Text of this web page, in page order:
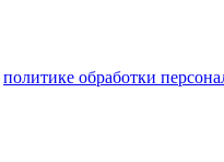
политике обработки